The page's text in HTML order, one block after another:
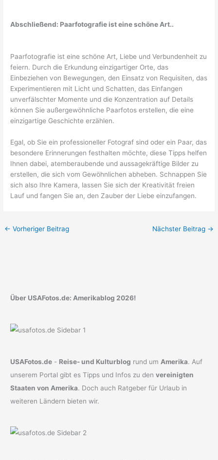
Abschließend: Paarfotografie ist eine schöne Art..
Paarfotografie ist eine schöne Art, Liebe und Verbundenheit zu
feiern. Durch die Erkundung einzigartiger Orte, das
Einbeziehen von Bewegungen, den Einsatz von Requisiten, das
Experimentieren mit Licht und Schatten, das Einfangen
unverfälschter Momente und die Konzentration auf Details
können Sie außergewöhnliche Paarfotos erstellen, die eine
einzigartige Geschichte erzählen.
Egal, ob Sie ein professioneller Fotograf sind oder ein Paar, das
besondere Erinnerungen festhalten möchte, diese Tipps helfen
Ihnen dabei, atemberaubende und aussagekräftige Bilder zu
erstellen, die sich vom Gewöhnlichen abheben. Schnappen Sie
sich also Ihre Kamera, lassen Sie sich der Kreativität freien
Lauf und fangen Sie an, den Zauber der Liebe einzufangen.
← Vorheriger Beitrag Nächster Beitrag →
Über USAFotos.de: Amerikablog 2026!
USAFotos.de - Reise- und Kulturblog rund um Amerika. Auf
unserem Portal gibt es Tipps und Infos zu denvereinigten
Staaten von Amerika. Doch auch Ratgeber für Urlaub in
weiteren Ländern bieten wir.